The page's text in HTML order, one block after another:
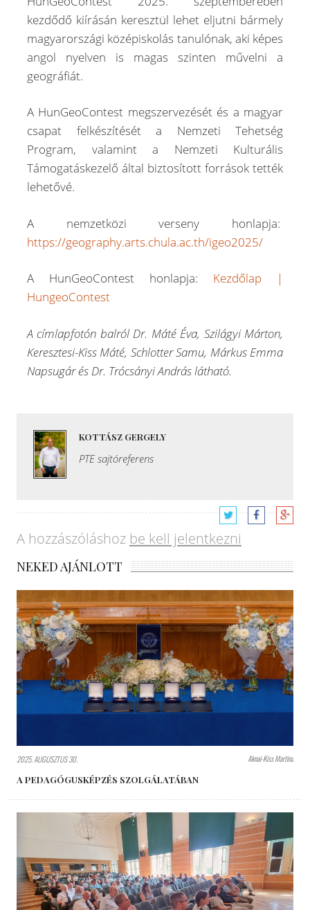
kezdődő kiírásán keresztül lehet eljutni bármely
magyarországi középiskolás tanulónak, aki képes
angol nyelven is magas szinten művelni a
geográfiát.
A HunGeoContest megszervezését és a magyar
csapat felkészítését a Nemzeti Tehetség
Program, valamint a Nemzeti Kulturális
Támogatáskezelő által biztosított források tették
lehetővé.
A nemzetközi verseny honlapja:
https://geography.arts.chula.ac.th/igeo2025/
A HunGeoContest honlapja: Kezdőlap |
HungeoContest
A címlapfotón balról Dr. Máté Éva, Szilágyi Márton,
Keresztesi-Kiss Máté, Schlotter Samu, Márkus Emma
Napsugár és Dr. Trócsányi András látható.
KOTTÁSZ GERGELY
PTE sajtóreferens
A hozzászóláshoz be kell jelentkezni
NEKED AJÁNLOTT
2025. AUGUSZTUS 30. Aknai-Kiss Martina
A PEDAGÓGUSKÉPZÉS SZOLGÁLATÁBAN